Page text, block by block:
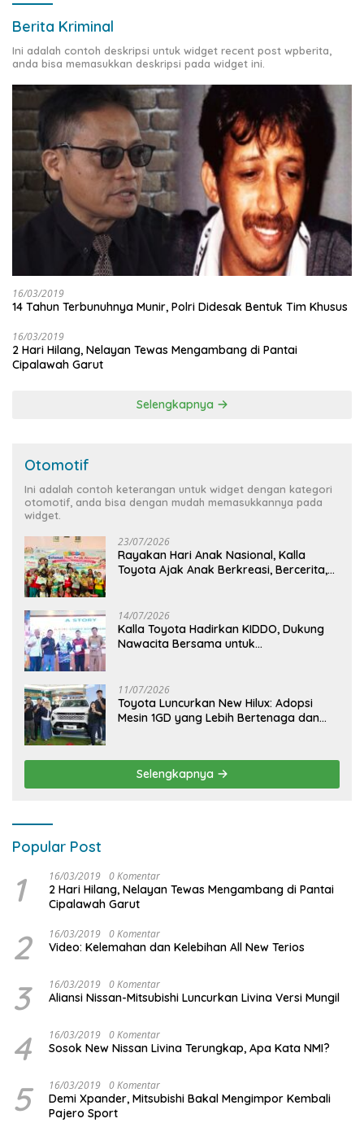
Berita Kriminal
Ini adalah contoh deskripsi untuk widget recent post wpberita,
anda bisa memasukkan deskripsi pada widget ini.
16/03/2019
14 Tahun Terbunuhnya Munir, Polri Didesak Bentuk Tim Khusus
16/03/2019
2 Hari Hilang, Nelayan Tewas Mengambang di Pantai
Cipalawah Garut
Selengkapnya
Otomotif
Ini adalah contoh keterangan untuk widget dengan kategori
otomotif, anda bisa dengan mudah memasukkannya pada
widget.
23/07/2026
Rayakan Hari Anak Nasional, Kalla
Toyota Ajak Anak Berkreasi, Bercerita,
14/07/2026
Kalla Toyota Hadirkan KIDDO, Dukung
Nawacita Bersama untuk
11/07/2026
Toyota Luncurkan New Hilux: Adopsi
Mesin 1GD yang Lebih Bertenaga dan
Selengkapnya
Popular Post
1 16/03/2019 0 Komentar
2 Hari Hilang, Nelayan Tewas Mengambang di Pantai
Cipalawah Garut
2 16/03/2019 0 Komentar
Video: Kelemahan dan Kelebihan All New Terios
3 16/03/2019 0 Komentar
Aliansi Nissan-Mitsubishi Luncurkan Livina Versi Mungil
4 16/03/2019 0 Komentar
Sosok New Nissan Livina Terungkap, Apa Kata NMI?
5 16/03/2019 0 Komentar
Demi Xpander, Mitsubishi Bakal Mengimpor Kembali
Pajero Sport